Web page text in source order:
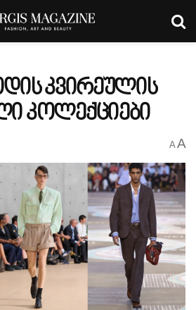
კვირეულის
კოლექციები
A A